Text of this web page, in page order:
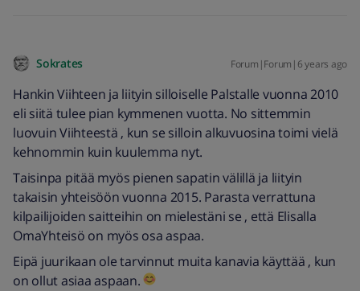
Sokrates Forum|Forum|6 years ago
Hankin Viihteen ja liityin silloiselle Palstalle vuonna 2010
eli siitä tulee pian kymmenen vuotta. No sittemmin
luovuin Viihteestä , kun se silloin alkuvuosina toimi vielä
kehnommin kuin kuulemma nyt.
Taisinpa pitää myös pienen sapatin välillä ja liityin
takaisin yhteisöön vuonna 2015. Parasta verrattuna
kilpailijoiden saitteihin on mielestäni se , että Elisalla
OmaYhteisö on myös osa aspaa.
Eipä juurikaan ole tarvinnut muita kanavia käyttää , kun
on ollut asiaa aspaan.